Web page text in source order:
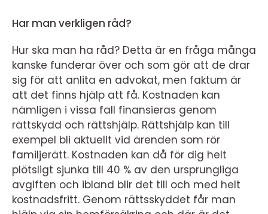
Har man verkligen råd?
Hur ska man ha råd? Detta är en fråga många
kanske funderar över och som gör att de drar
sig för att anlita en advokat, men faktum är
att det finns hjälp att få. Kostnaden kan
nämligen i vissa fall finansieras genom
rättskydd och rättshjälp. Rättshjälp kan till
exempel bli aktuellt vid ärenden som rör
familjerätt. Kostnaden kan då för dig helt
plötsligt sjunka till 40 % av den ursprungliga
avgiften och ibland blir det till och med helt
kostnadsfritt. Genom rättsskyddet får man